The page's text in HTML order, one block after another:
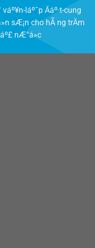
láº¯p Äáº·t-cung
sÆ¡n cho hÃ ng trÄm
nÆ°á»c